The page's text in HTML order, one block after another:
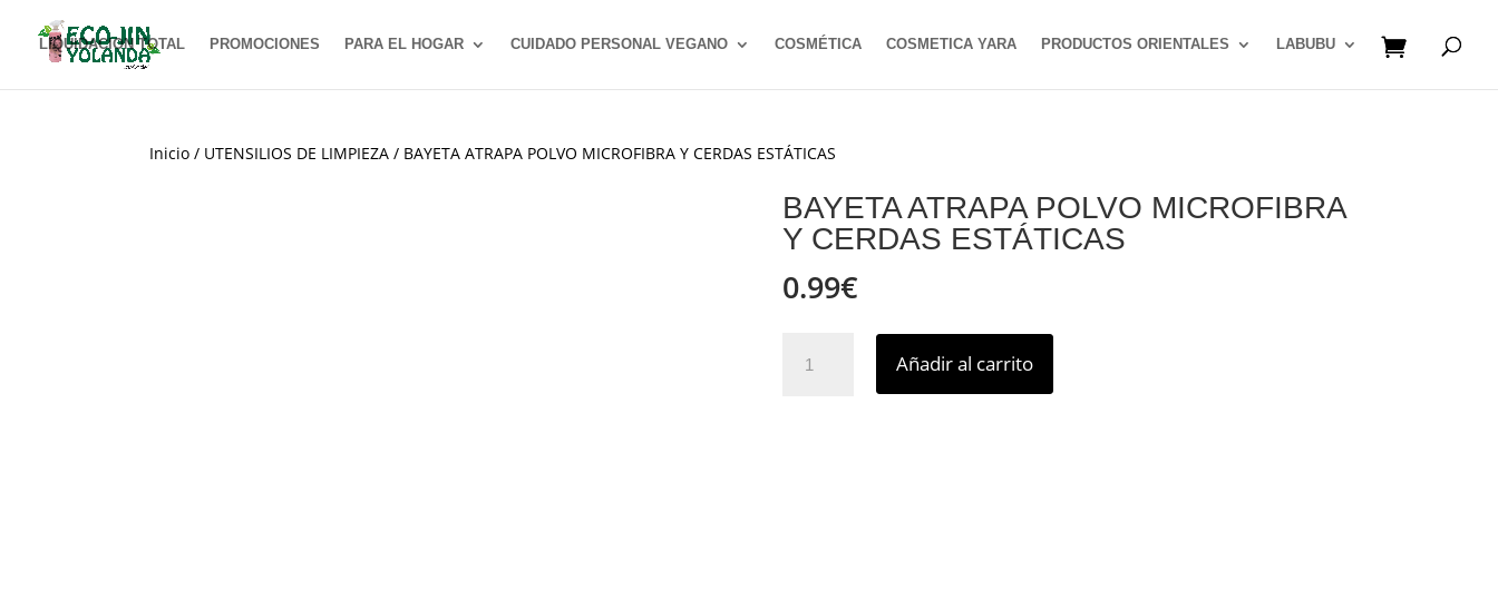
LIQUIDACION TOTAL PROMOCIONES PARA EL HOGAR CUIDADO PERSONAL VEGANO COSMÉTICA COSMETICA YARA PRODUCTOS ORIENTALES LABUBU
Inicio / UTENSILIOS DE LIMPIEZA / BAYETA ATRAPA POLVO MICROFIBRA Y CERDAS ESTÁTICAS
BAYETA ATRAPA POLVO MICROFIBRA
Y CERDAS ESTÁTICAS
0.99€
ATRAPA
Añadir al carrito